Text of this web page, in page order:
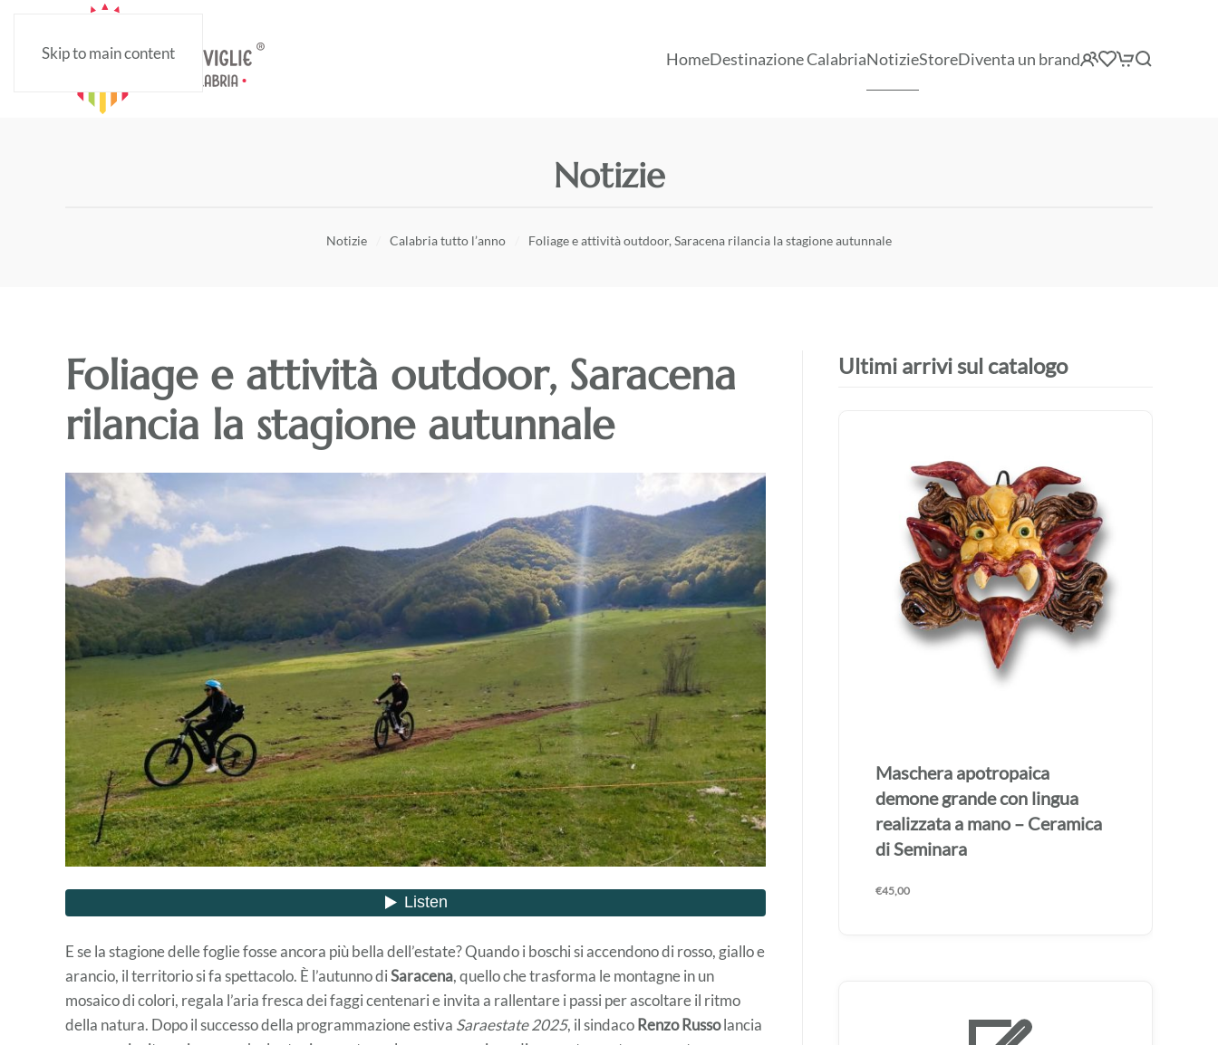
Skip to main content HomeDestinazione CalabriaNotizieStoreDiventa un brand
Notizie
Notizie Calabria tutto l’anno Foliage e attività outdoor, Saracena rilancia la stagione autunnale
Foliage e attività outdoor, Saracena
rilancia la stagione autunnale
E se la stagione delle foglie fosse ancora più bella dell’estate? Quando i boschi si accendono di rosso, giallo e
arancio, il territorio si fa spettacolo. È l’autunno diSaracena, quello che trasforma le montagne in un
mosaico di colori, regala l’aria fresca dei faggi centenari e invita a rallentare i passi per ascoltare il ritmo
della natura. Dopo il successo della programmazione estiva Saraestate 2025, il sindacoRenzo Russolancia
Ultimi arrivi sul catalogo
Maschera apotropaica
demone grande con lingua
realizzata a mano – Ceramica
di Seminara
€45,00
Maschera apotropaica
demone grande realizzata a
mano – Ceramica di Seminara